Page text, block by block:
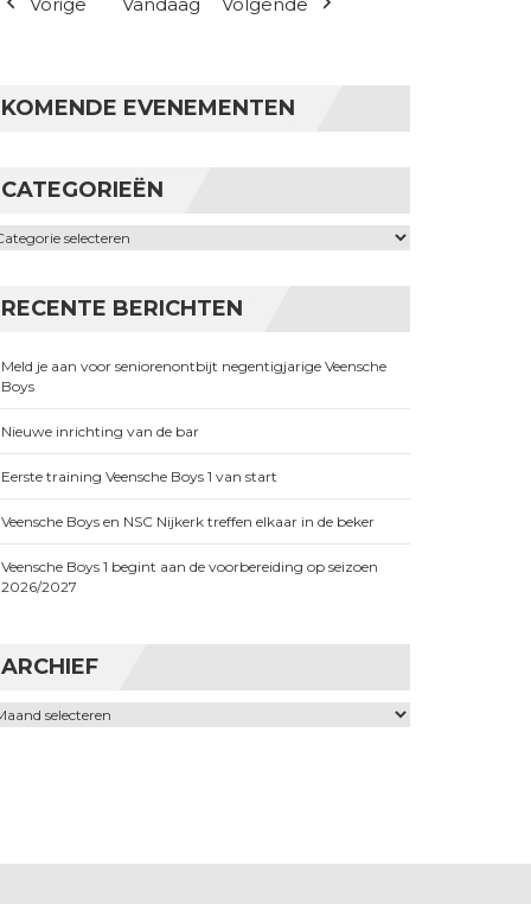
KOMENDE EVENEMENTEN
CATEGORIEËN
RECENTE BERICHTEN
Meld je aan voor seniorenontbijt negentigjarige Veensche
Boys
Nieuwe inrichting van de bar
Eerste training Veensche Boys 1 van start
Veensche Boys en NSC Nijkerk treffen elkaar in de beker
Veensche Boys 1 begint aan de voorbereiding op seizoen
2026/2027
ARCHIEF